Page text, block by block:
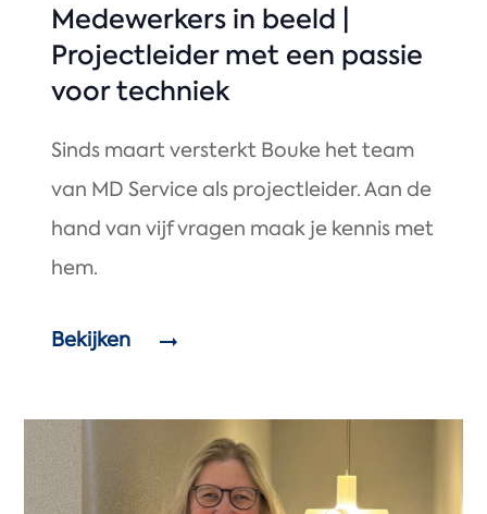
Medewerkers in beeld |
Projectleider met een passie
voor techniek
Sinds maart versterkt Bouke het team
van MD Service als projectleider. Aan de
hand van vijf vragen maak je kennis met
hem.
Bekijken